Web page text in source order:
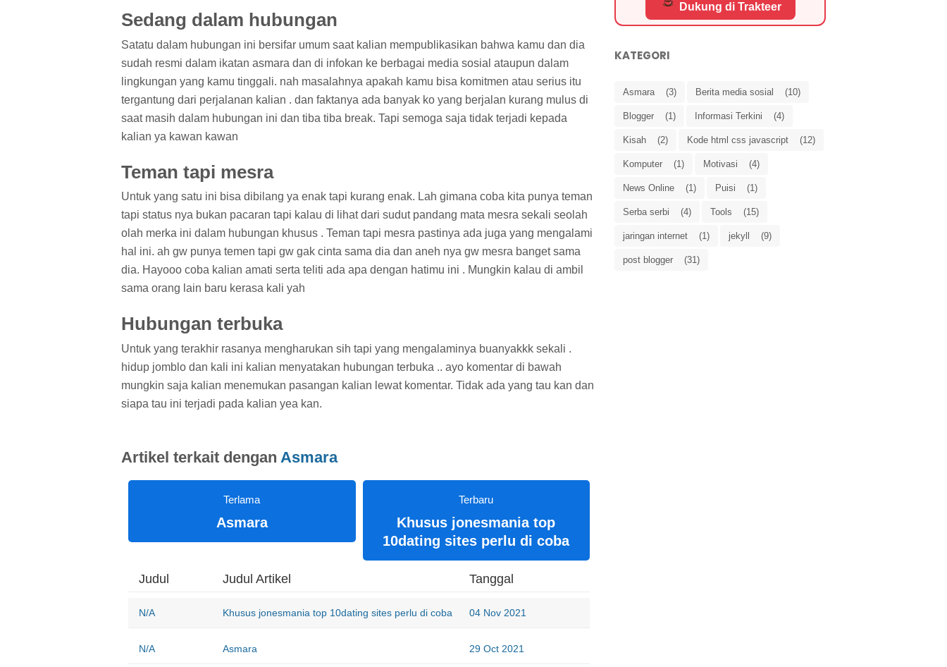
Sedang dalam hubungan
Satatu dalam hubungan ini bersifar umum saat kalian mempublikasikan bahwa kamu dan dia
sudah resmi dalam ikatan asmara dan di infokan ke berbagai media sosial ataupun dalam
lingkungan yang kamu tinggali. nah masalahnya apakah kamu bisa komitmen atau serius itu
tergantung dari perjalanan kalian . dan faktanya ada banyak ko yang berjalan kurang mulus di
saat masih dalam hubungan ini dan tiba tiba break. Tapi semoga saja tidak terjadi kepada
kalian ya kawan kawan
Teman tapi mesra
Untuk yang satu ini bisa dibilang ya enak tapi kurang enak. Lah gimana coba kita punya teman
tapi status nya bukan pacaran tapi kalau di lihat dari sudut pandang mata mesra sekali seolah
olah merka ini dalam hubungan khusus . Teman tapi mesra pastinya ada juga yang mengalami
hal ini. ah gw punya temen tapi gw gak cinta sama dia dan aneh nya gw mesra banget sama
dia. Hayooo coba kalian amati serta teliti ada apa dengan hatimu ini . Mungkin kalau di ambil
sama orang lain baru kerasa kali yah
Hubungan terbuka
Untuk yang terakhir rasanya mengharukan sih tapi yang mengalaminya buanyakkk sekali .
hidup jomblo dan kali ini kalian menyatakan hubungan terbuka .. ayo komentar di bawah
mungkin saja kalian menemukan pasangan kalian lewat komentar. Tidak ada yang tau kan dan
siapa tau ini terjadi pada kalian yea kan.
Artikel terkait dengan Asmara
Terlama
Asmara
Terbaru
Khusus jonesmania top
10dating sites perlu di coba
Judul Judul Artikel Tanggal
N/A Khusus jonesmania top 10dating sites perlu di coba 04 Nov 2021
N/A Asmara 29 Oct 2021
Dukung di Trakteer
KATEGORI
Asmara (3) Berita media sosial (10)
Blogger (1) Informasi Terkini (4)
Kisah (2) Kode html css javascript (12)
Komputer (1) Motivasi (4)
News Online (1) Puisi (1)
Serba serbi (4) Tools (15)
jaringan internet (1) jekyll (9)
post blogger (31)